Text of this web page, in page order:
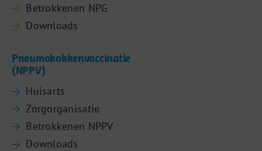
Betrokkenen NPG
Downloads
Pneumokokkenvaccinatie
(NPPV)
Huisarts
Zorgorganisatie
Betrokkenen NPPV
Downloads